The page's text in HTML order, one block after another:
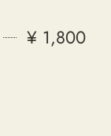
¥ 1,800